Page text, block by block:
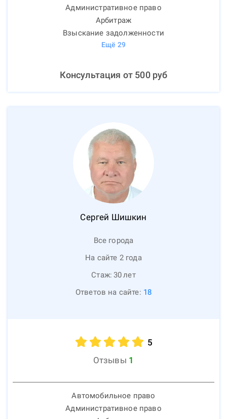
Административное право
Арбитраж
Взыскание задолженности
Ещё 29
Консультация от 500руб
Сергей Шишкин
Все города
На сайте 2 года
Стаж: 30лет
Ответов на сайте: 18
5
Отзывы 1
Автомобильное право
Административное право